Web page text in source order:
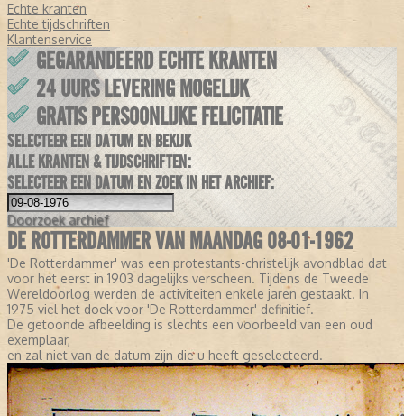
Echte kranten
Echte tijdschriften
Klantenservice
GEGARANDEERD ECHTE KRANTEN
24 UURS LEVERING MOGELIJK
GRATIS PERSOONLIJKE FELICITATIE
SELECTEER EEN DATUM EN BEKIJK
ALLE KRANTEN & TIJDSCHRIFTEN:
SELECTEER EEN DATUM EN ZOEK IN HET ARCHIEF:
Doorzoek archief
DE ROTTERDAMMER VAN MAANDAG 08-01-1962
'De Rotterdammer' was een protestants-christelijk avondblad dat
voor het eerst in 1903 dagelijks verscheen. Tijdens de Tweede
Wereldoorlog werden de activiteiten enkele jaren gestaakt. In
1975 viel het doek voor 'De Rotterdammer' definitief.
De getoonde afbeelding is slechts een voorbeeld van een oud
exemplaar,
en zal niet van de datum zijn die u heeft geselecteerd.